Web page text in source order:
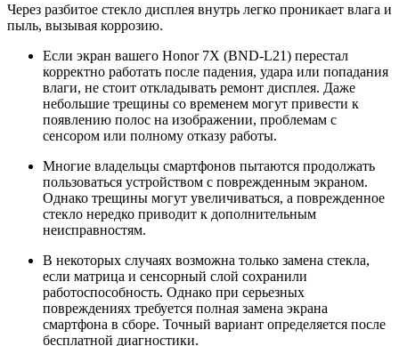
Через разбитое стекло дисплея внутрь легко проникает влага и
пыль, вызывая коррозию.
Если экран вашего Honor 7X (BND-L21) перестал
корректно работать после падения, удара или попадания
влаги, не стоит откладывать ремонт дисплея. Даже
небольшие трещины со временем могут привести к
появлению полос на изображении, проблемам с
сенсором или полному отказу работы.
Многие владельцы смартфонов пытаются продолжать
пользоваться устройством с поврежденным экраном.
Однако трещины могут увеличиваться, а поврежденное
стекло нередко приводит к дополнительным
неисправностям.
В некоторых случаях возможна только замена стекла,
если матрица и сенсорный слой сохранили
работоспособность. Однако при серьезных
повреждениях требуется полная замена экрана
смартфона в сборе. Точный вариант определяется после
бесплатной диагностики.